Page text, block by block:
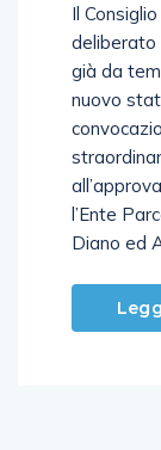
Il
deliberato
già da
nuovo
l’Ente
Diano ed